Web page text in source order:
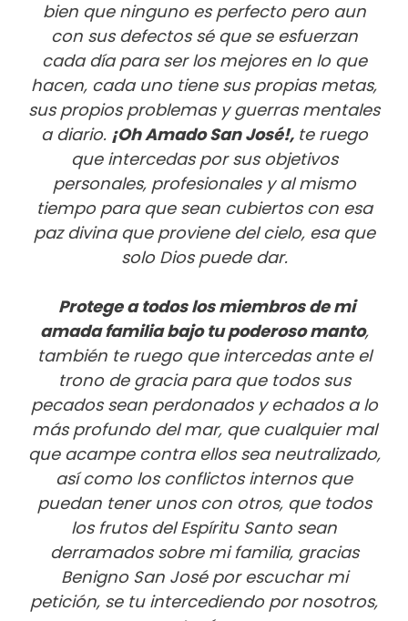
bien que ninguno es perfecto pero aun
con sus defectos sé que se esfuerzan
cada día para ser los mejores en lo que
hacen, cada uno tiene sus propias metas,
sus propios problemas y guerras mentales
a diario. ¡Oh Amado San José!, te ruego
que intercedas por sus objetivos
personales, profesionales y al mismo
tiempo para que sean cubiertos con esa
paz divina que proviene del cielo, esa que
solo Dios puede dar.
Protege a todos los miembros de mi
amada familia bajo tu poderoso manto,
también te ruego que intercedas ante el
trono de gracia para que todos sus
pecados sean perdonados y echados a lo
más profundo del mar, que cualquier mal
que acampe contra ellos sea neutralizado,
así como los conflictos internos que
puedan tener unos con otros, que todos
los frutos del Espíritu Santo sean
derramados sobre mi familia, gracias
Benigno San José por escuchar mi
petición, se tu intercediendo por nosotros,